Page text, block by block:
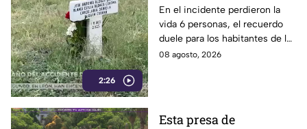
2:26
recuerda el fuerte
accidente de un tren en
Irapuato
En el incidente perdieron la
vida 6 personas, el recuerdo
duele para los habitantes de la
localidad.
08 agosto, 2026
Esta presa de